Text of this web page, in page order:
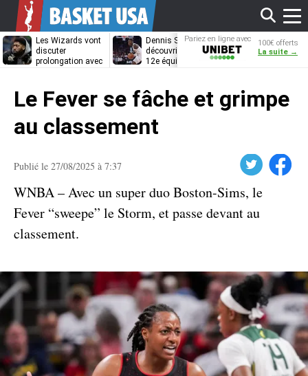
Les Wizards vont
discuter
prolongation avec
Dennis Schröder
découvrira-t-il une
12e équipe
Les Grizzlies
cherchent
Pariez en ligne avec
Unibet
100€ offerts
La suite →
Le Fever se fâche et grimpe
au classement
Publié le 27/08/2025 à 7:37 Facebook
WNBA – Avec un super duo Boston-Sims, le
Fever “sweepe” le Storm, et passe devant au
classement.